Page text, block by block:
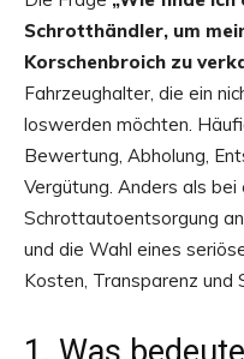
Schrotthändler, um
Korschenbroich zu
Fahrzeughalter, die ein
loswerden möchten.
Bewertung, Abholung,
Vergütung. Anders als
Schrottautoentsorgung
und die Wahl eines
Kosten, Transparenz und